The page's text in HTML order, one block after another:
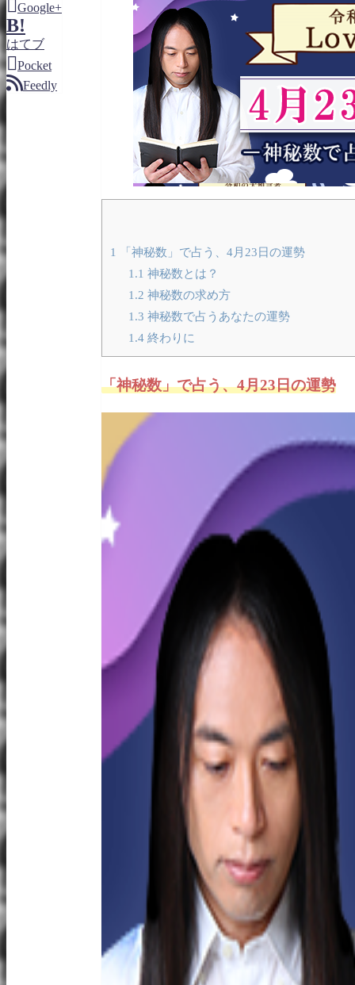
Google+
B!
はてブ
Pocket
Feedly
1
「神秘数」で占う、4月23日の運勢
1.1 神秘数とは？
1.2 神秘数の求め方
1.3 神秘数で占うあなたの運勢
1.4終わりに
「神秘数」で占う、4月23日の運勢